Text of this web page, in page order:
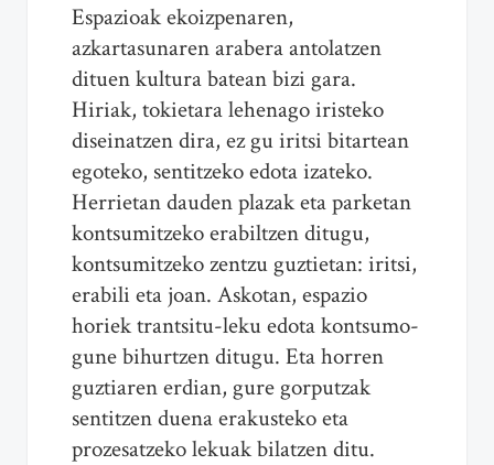
Espazioak ekoizpenaren,
azkartasunaren arabera antolatzen
dituen kultura batean bizi gara.
Hiriak, tokietara lehenago iristeko
diseinatzen dira, ez gu iritsi bitartean
egoteko, sentitzeko edota izateko.
Herrietan dauden plazak eta parketan
kontsumitzeko erabiltzen ditugu,
kontsumitzeko zentzu guztietan: iritsi,
erabili eta joan. Askotan, espazio
horiek trantsitu-leku edota kontsumo-
gune bihurtzen ditugu. Eta horren
guztiaren erdian, gure gorputzak
sentitzen duena erakusteko eta
prozesatzeko lekuak bilatzen ditu.